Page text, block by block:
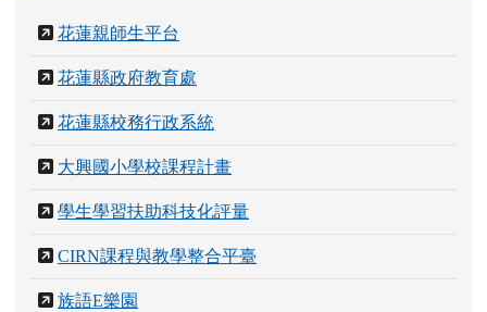
花蓮親師生平台
花蓮縣政府教育處
花蓮縣校務行政系統
大興國小學校課程計畫
學生學習扶助科技化評量
CIRN課程與教學整合平臺
族語E樂園